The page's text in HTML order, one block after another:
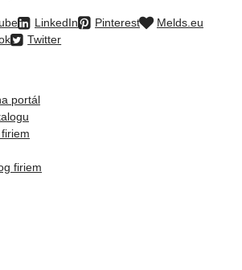
LinkedIn Pinterest
Melds.eu
Twitter
portál
firiem